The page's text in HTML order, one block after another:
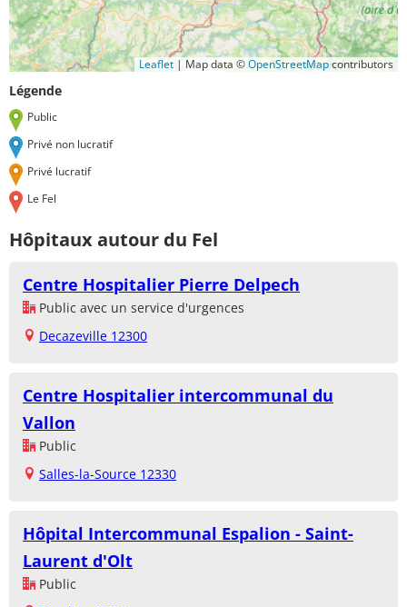
Leaflet | Map data ©OpenStreetMapcontributors
Légende
Public
Privé non lucratif
Privé lucratif
Le Fel
Hôpitaux autour du Fel
Centre Hospitalier Pierre Delpech
Public avec un service d'urgences
Decazeville 12300
Centre Hospitalier intercommunal du
Vallon
Public
Salles-la-Source 12330
Hôpital Intercommunal Espalion - Saint-
Laurent d'Olt
Public